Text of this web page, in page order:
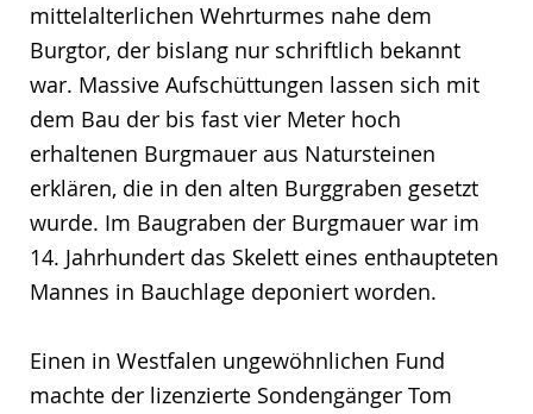
mittelalterlichen Wehrturmes nahe dem
Burgtor, der bislang nur schriftlich bekannt
war. Massive Aufschüttungen lassen sich mit
dem Bau der bis fast vier Meter hoch
erhaltenen Burgmauer aus Natursteinen
erklären, die in den alten Burggraben gesetzt
wurde. Im Baugraben der Burgmauer war im
14. Jahrhundert das Skelett eines enthaupteten
Mannes in Bauchlage deponiert worden.
Einen in Westfalen ungewöhnlichen Fund
machte der lizenzierte Sondengänger Tom